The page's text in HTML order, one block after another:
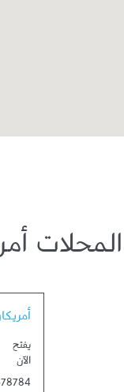
المحلات
يفتح
الآن